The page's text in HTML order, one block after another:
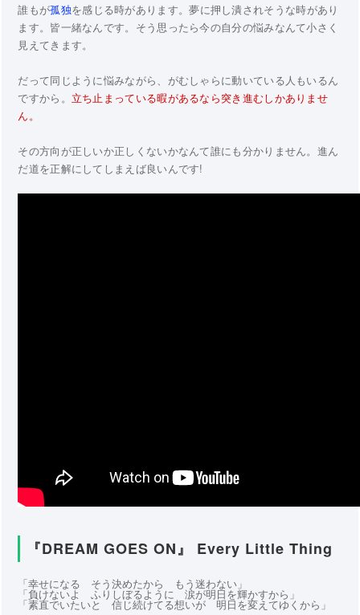
誰もが孤独を感じる時があります。夢に押し潰されそうな時があり
ます。皆一緒なんです。そう思ったら今の自分の悩みなんて小さく
見えてきます。
だって同じように悩みながら、がむしゃらに動いている人もいるん
ですから。 立ち止まっている暇があるなら突き進むしかありませ
ん。
その方向が正しいか正しくないかなんて誰にも分かりません。進ん
だ道を正解にしてしまえば良いんです!
『DREAM GOES ON』 Every Little Thing
「幸せになる そう決めたから もう迷わない」
「負けないよ ふりしぼるように 涙が明日を輝かすから」
「素直でいたいと 信じ続けてる想いが 明日を変えてゆくから」